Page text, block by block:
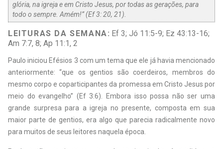
glória, na igreja e em Cristo Jesus, por todas as gerações, para
todo o sempre. Amém!” (Ef 3: 20, 21).
LEITURAS DA SEMANA: Ef 3; Jó 11:5-9; Ez 43:13-16;
Am 7:7, 8; Ap 11:1, 2
Paulo iniciou Efésios 3 com um tema que ele já havia mencionado
anteriormente: “que os gentios são coerdeiros, membros do
mesmo corpo e coparticipantes da promessa em Cristo Jesus por
meio do evangelho” (Ef 3:6). Embora isso possa não ser uma
grande surpresa para a igreja no presente, composta em sua
maior parte de gentios, era algo que parecia radicalmente novo
para muitos de seus leitores naquela época.